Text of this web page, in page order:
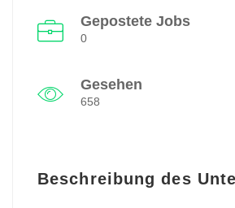
Gepostete Jobs
0
Gesehen
658
Beschreibung des